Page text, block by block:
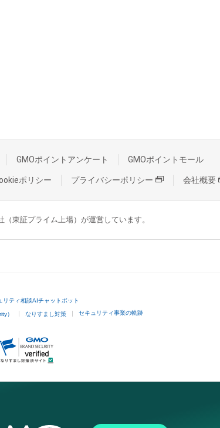
GMOポイントアンケート GMOポイントモール
ポリシー プライバシーポリシー 会社概要
（東証プライム上場）が運営しています。
リティ相談AIチャットボット
） なりすまし対策 セキュリティ事業の軌跡